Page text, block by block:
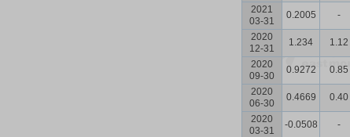
2021
03-31
0.2005 -
2020
12-31
1.234 1.12
2020
09-30
0.9272 0.85
2020
06-30
0.4669 0.40
2020
03-31
-0.0508 -